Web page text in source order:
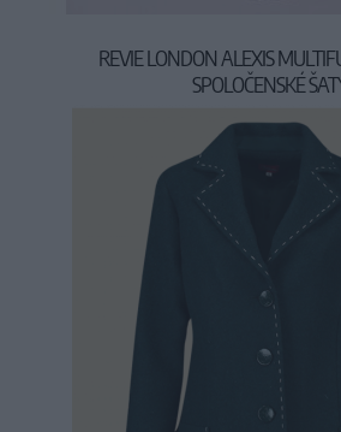
REVIE LONDON ALEXIS
SPOLOČENSKÉ